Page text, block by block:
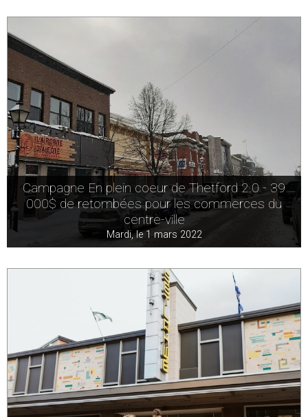
Campagne En plein coeur de Thetford 2.0 - 39
000$ de retombées pour les commerces du
centre-ville
Mardi, le 1 mars 2022